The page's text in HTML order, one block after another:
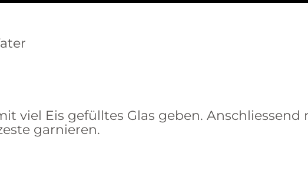
viel Eis gefülltes Glas geben.
garnieren.